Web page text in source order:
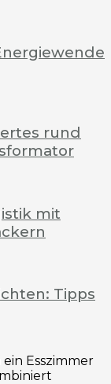
rund
mit
Tipps
Esszimmer